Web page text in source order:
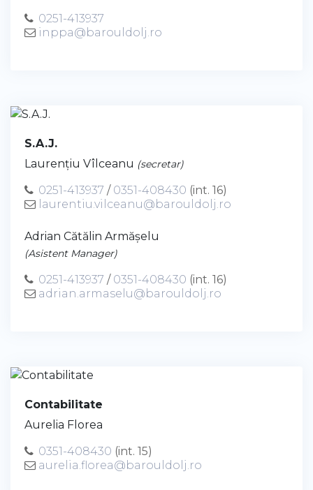
0251-413937
inppa@barouldolj.ro
S.A.J.
Laurenţiu Vîlceanu (secretar)
0251-413937 / 0351-408430 (int. 16)
laurentiu.vilceanu@barouldolj.ro
Adrian Cătălin Armășelu
(Asistent Manager)
0251-413937 / 0351-408430 (int. 16)
adrian.armaselu@barouldolj.ro
Contabilitate
Aurelia Florea
0351-408430 (int. 15)
aurelia.florea@barouldolj.ro